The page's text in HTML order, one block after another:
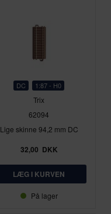
DC 1:87 - H0
Trix
62094
Lige skinne 94,2 mm DC
32,00 DKK
På lager